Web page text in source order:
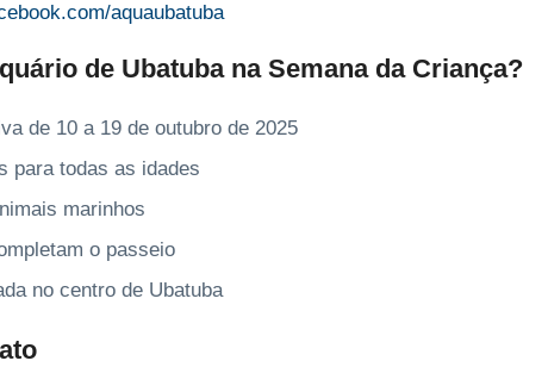
aquaubatuba
de Ubatuba na Semana da Criança?
de 10 a 19 de outubro de 2025
para todas as idades
marinhos
o passeio
no centro de Ubatuba